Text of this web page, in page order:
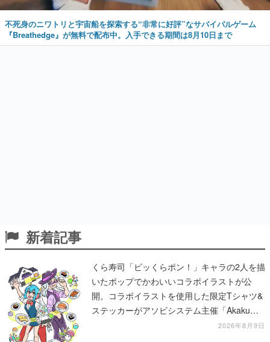
不死身のニワトリと宇宙船を探索する“非常に好評”なサバイバルゲーム
『Breathedge』が無料で配布中。入手できる期間は8月10日まで
新着記事
くら寿司「ビッくらポン！」キャラの2人を描
いたポップでかわいいコラボイラストが公
開。コラボイラストを使用した限定Tシャツ&
ステッカーがアソビシステム主催「Akaku
2026年8月9日